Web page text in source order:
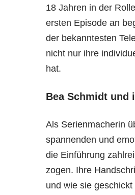
18 Jahren in der
ersten Episode an
der bekanntesten
nicht nur ihre
hat.
Bea Schmidt und
Als Serienmacherin
spannenden und
die Einführung
zogen. Ihre
und wie sie